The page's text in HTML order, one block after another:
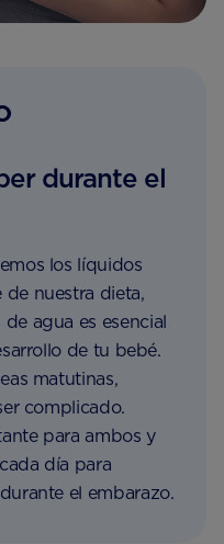
durante el
los líquidos
nuestra dieta,
agua es esencial
de tu bebé.
matutinas,
complicado.
para ambos y
día para
el embarazo.